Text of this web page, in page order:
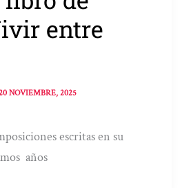
entre
NOVIEMBRE, 2025
escritas en su
años